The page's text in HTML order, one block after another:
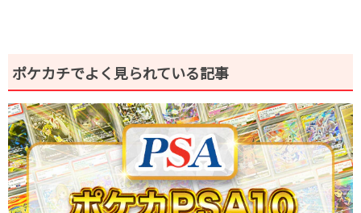
ポケカチでよく見られている記事